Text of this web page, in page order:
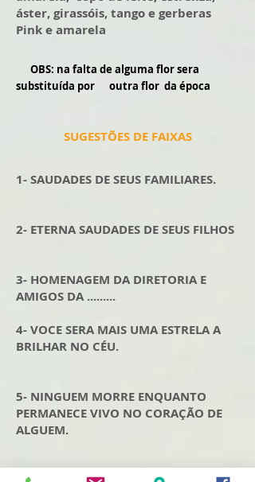
áster, girassóis, tango e gerberas
Pink e amarela
OBS: na falta de alguma flor sera
substituída por outra flor da época
SUGESTÕES DE FAIXAS
1- SAUDADES DE SEUS FAMILIARES.
2- ETERNA SAUDADES DE SEUS FILHOS
3- HOMENAGEM DA DIRETORIA E
AMIGOS DA .........
4- VOCE SERA MAIS UMA ESTRELA A
BRILHAR NO CÉU.
5- NINGUEM MORRE ENQUANTO
PERMANECE VIVO NO CORAÇÃO DE
ALGUEM.